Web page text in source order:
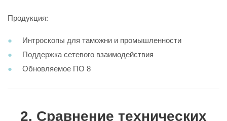
Продукция:
Интроскопы для таможни и промышленности
Поддержка сетевого взаимодействия
Обновляемое ПО 8
2. Сравнение технических